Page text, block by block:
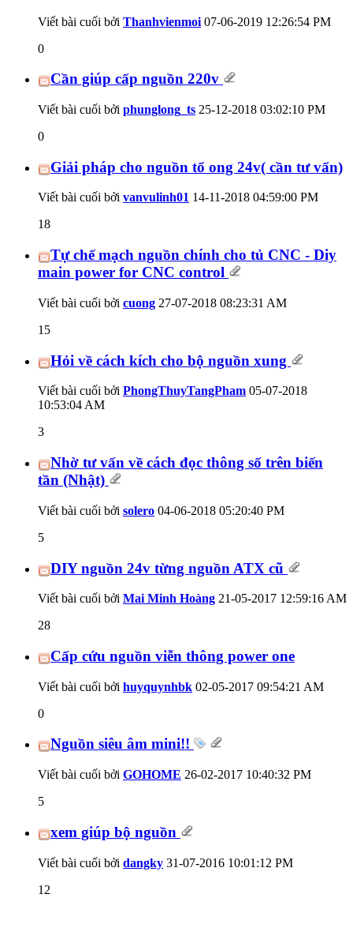
Viết bài cuối bởi Thanhvienmoi 07-06-2019 12:26:54 PM
0
Cần giúp cấp nguồn 220v
Viết bài cuối bởi phunglong_ts 25-12-2018 03:02:10 PM
0
Giải pháp cho nguồn tổ ong 24v( cần tư vấn)
Viết bài cuối bởi vanvulinh01 14-11-2018 04:59:00 PM
18
Tự chế mạch nguồn chính cho tủ CNC - Diy
main power for CNC control
Viết bài cuối bởi cuong 27-07-2018 08:23:31 AM
15
Hỏi về cách kích cho bộ nguồn xung
Viết bài cuối bởi PhongThuyTangPham 05-07-2018
10:53:04 AM
3
Nhờ tư vấn về cách đọc thông số trên biến
tần (Nhật)
Viết bài cuối bởi solero 04-06-2018 05:20:40 PM
5
DIY nguồn 24v từng nguồn ATX cũ
Viết bài cuối bởi Mai Minh Hoàng 21-05-2017 12:59:16 AM
28
Cấp cứu nguồn viễn thông power one
Viết bài cuối bởi huyquynhbk 02-05-2017 09:54:21 AM
0
Nguồn siêu âm mini!!
Viết bài cuối bởi GOHOME 26-02-2017 10:40:32 PM
5
xem giúp bộ nguồn
Viết bài cuối bởi dangky 31-07-2016 10:01:12 PM
12